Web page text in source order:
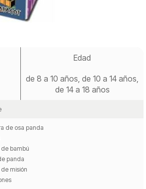
Edad
de 8 a 10 años, de 10 a 14 años,
de 14 a 18 años
de osa panda
de bambú
panda
misión